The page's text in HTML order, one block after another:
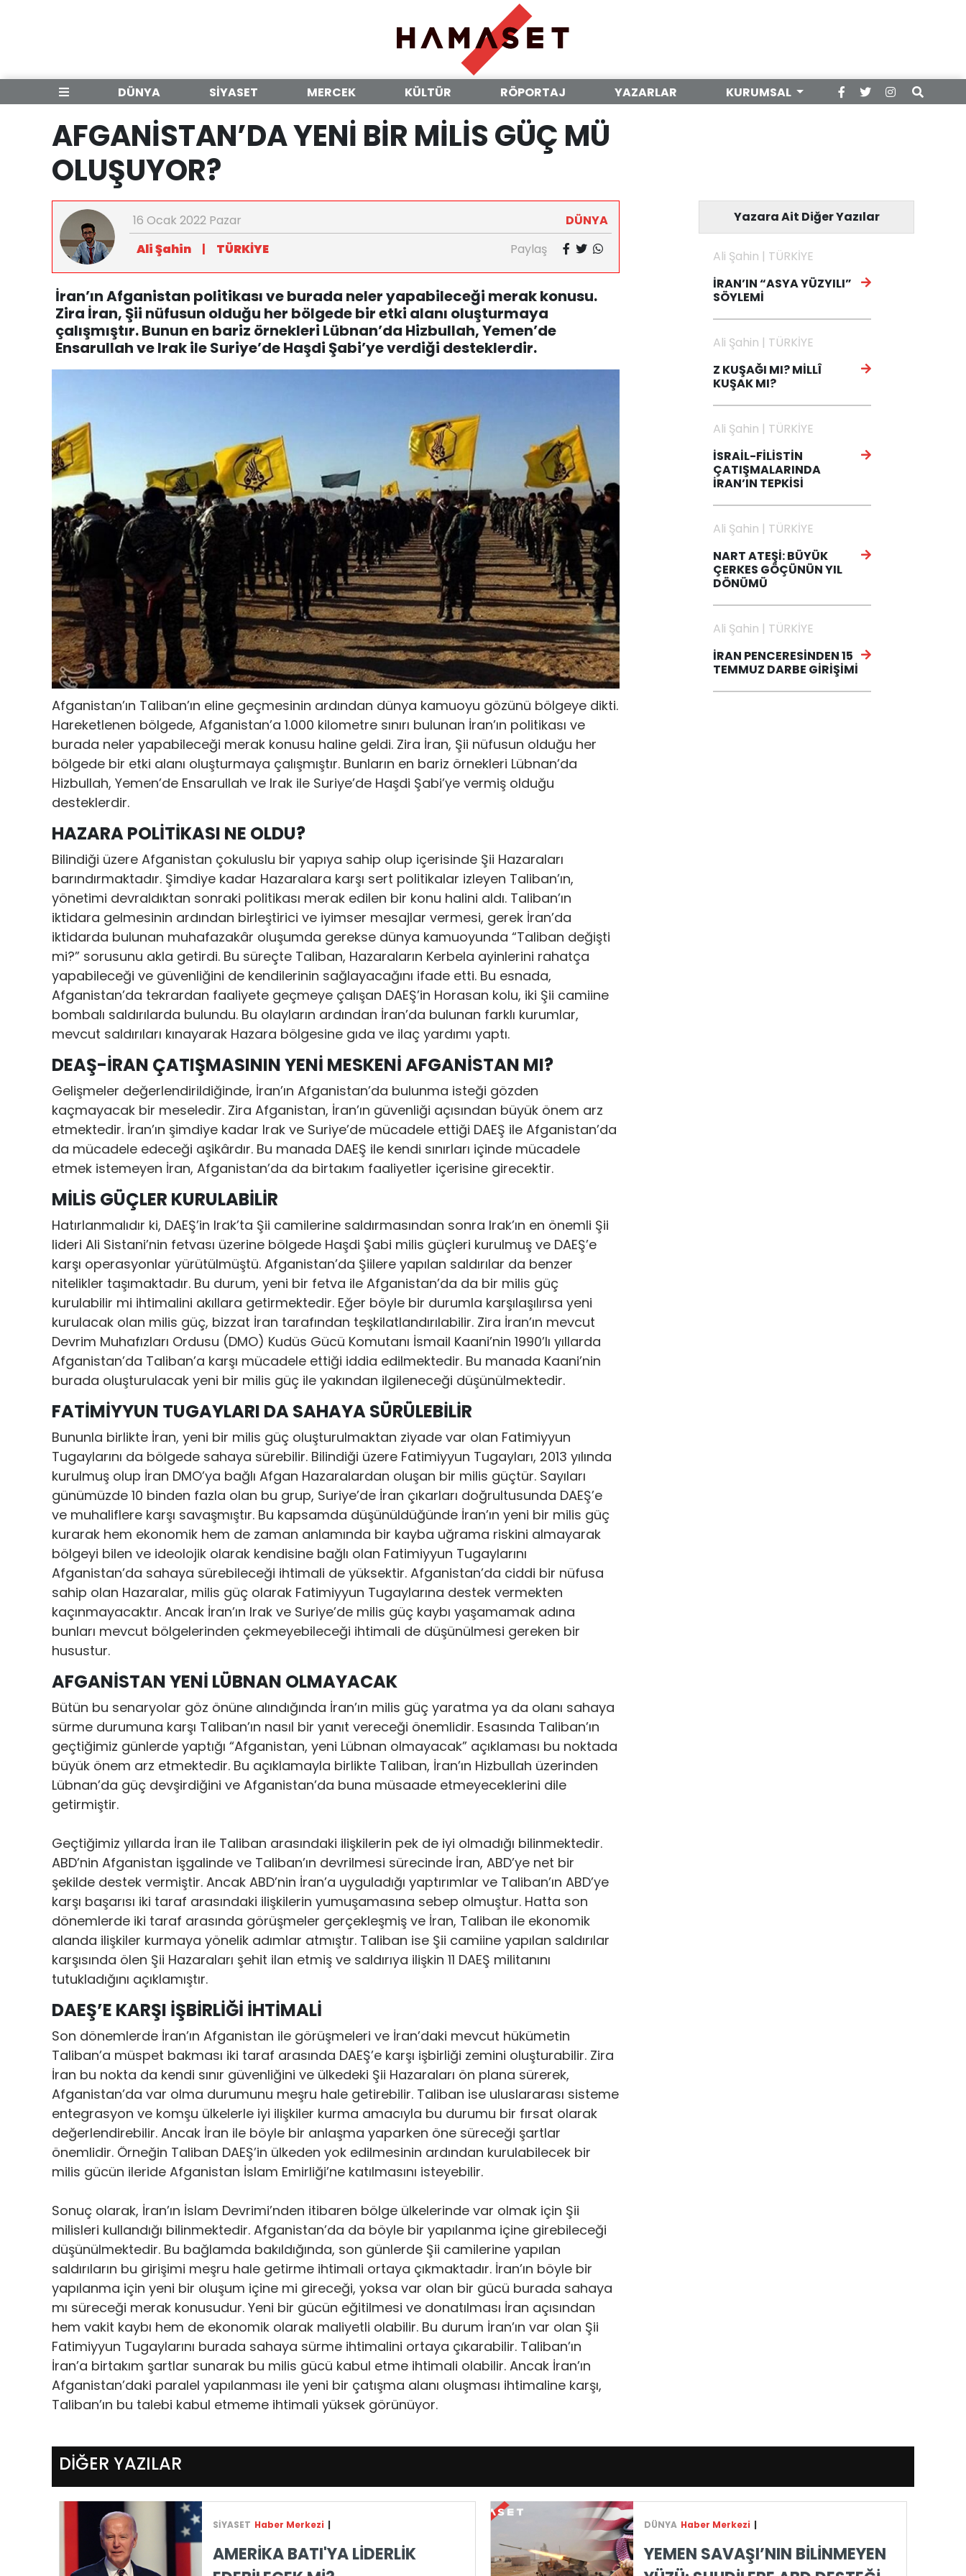
DÜNYA SİYASET MERCEK KÜLTÜR RÖPORTAJ YAZARLAR KURUMSAL
AFGANİSTAN’DA YENİ BİR MİLİS GÜÇ MÜ
OLUŞUYOR?
16 Ocak 2022 Pazar
DÜNYA
Ali Şahin
| TÜRKİYE Paylaş
İran’ın Afganistan politikası ve burada neler yapabileceği merak konusu.
Zira İran, Şii nüfusun olduğu her bölgede bir etki alanı oluşturmaya
çalışmıştır. Bunun en bariz örnekleri Lübnan’da Hizbullah, Yemen’de
Ensarullah ve Irak ile Suriye’de Haşdi Şabi’ye verdiği desteklerdir.
Afganistan’ın Taliban’ın eline geçmesinin ardından dünya kamuoyu gözünü bölgeye dikti.
Hareketlenen bölgede, Afganistan’a 1.000 kilometre sınırı bulunan İran’ın politikası ve
burada neler yapabileceği merak konusu haline geldi. Zira İran, Şii nüfusun olduğu her
bölgede bir etki alanı oluşturmaya çalışmıştır. Bunların en bariz örnekleri Lübnan’da
Hizbullah, Yemen’de Ensarullah ve Irak ile Suriye’de Haşdi Şabi’ye vermiş olduğu
desteklerdir.
HAZARA POLİTİKASI NE OLDU?
Bilindiği üzere Afganistan çokuluslu bir yapıya sahip olup içerisinde Şii Hazaraları
barındırmaktadır. Şimdiye kadar Hazaralara karşı sert politikalar izleyen Taliban’ın,
yönetimi devraldıktan sonraki politikası merak edilen bir konu halini aldı. Taliban’ın
iktidara gelmesinin ardından birleştirici ve iyimser mesajlar vermesi, gerek İran’da
iktidarda bulunan muhafazakâr oluşumda gerekse dünya kamuoyunda “Taliban değişti
mi?” sorusunu akla getirdi. Bu süreçte Taliban, Hazaraların Kerbela ayinlerini rahatça
yapabileceği ve güvenliğini de kendilerinin sağlayacağını ifade etti. Bu esnada,
Afganistan’da tekrardan faaliyete geçmeye çalışan DAEŞ’in Horasan kolu, iki Şii camiine
bombalı saldırılarda bulundu. Bu olayların ardından İran’da bulunan farklı kurumlar,
mevcut saldırıları kınayarak Hazara bölgesine gıda ve ilaç yardımı yaptı.
DEAŞ-İRAN ÇATIŞMASININ YENİ MESKENİ AFGANİSTAN MI?
Gelişmeler değerlendirildiğinde, İran’ın Afganistan’da bulunma isteği gözden
kaçmayacak bir meseledir. Zira Afganistan, İran’ın güvenliği açısından büyük önem arz
etmektedir. İran’ın şimdiye kadar Irak ve Suriye’de mücadele ettiği DAEŞ ile Afganistan’da
da mücadele edeceği aşikârdır. Bu manada DAEŞ ile kendi sınırları içinde mücadele
etmek istemeyen İran, Afganistan’da da birtakım faaliyetler içerisine girecektir.
MİLİS GÜÇLER KURULABİLİR
Hatırlanmalıdır ki, DAEŞ’in Irak’ta Şii camilerine saldırmasından sonra Irak’ın en önemli Şii
lideri Ali Sistani’nin fetvası üzerine bölgede Haşdi Şabi milis güçleri kurulmuş ve DAEŞ’e
karşı operasyonlar yürütülmüştü. Afganistan’da Şiilere yapılan saldırılar da benzer
nitelikler taşımaktadır. Bu durum, yeni bir fetva ile Afganistan’da da bir milis güç
kurulabilir mi ihtimalini akıllara getirmektedir. Eğer böyle bir durumla karşılaşılırsa yeni
kurulacak olan milis güç, bizzat İran tarafından teşkilatlandırılabilir. Zira İran’ın mevcut
Devrim Muhafızları Ordusu (DMO) Kudüs Gücü Komutanı İsmail Kaani’nin 1990’lı yıllarda
Afganistan’da Taliban’a karşı mücadele ettiği iddia edilmektedir. Bu manada Kaani’nin
burada oluşturulacak yeni bir milis güç ile yakından ilgileneceği düşünülmektedir.
FATİMİYYUN TUGAYLARI DA SAHAYA SÜRÜLEBİLİR
Bununla birlikte İran, yeni bir milis güç oluşturulmaktan ziyade var olan Fatimiyyun
Tugaylarını da bölgede sahaya sürebilir. Bilindiği üzere Fatimiyyun Tugayları, 2013 yılında
kurulmuş olup İran DMO’ya bağlı Afgan Hazaralardan oluşan bir milis güçtür. Sayıları
günümüzde 10 binden fazla olan bu grup, Suriye’de İran çıkarları doğrultusunda DAEŞ’e
ve muhaliflere karşı savaşmıştır. Bu kapsamda düşünüldüğünde İran’ın yeni bir milis güç
kurarak hem ekonomik hem de zaman anlamında bir kayba uğrama riskini almayarak
bölgeyi bilen ve ideolojik olarak kendisine bağlı olan Fatimiyyun Tugaylarını
Afganistan’da sahaya sürebileceği ihtimali de yüksektir. Afganistan’da ciddi bir nüfusa
sahip olan Hazaralar, milis güç olarak Fatimiyyun Tugaylarına destek vermekten
kaçınmayacaktır. Ancak İran’ın Irak ve Suriye’de milis güç kaybı yaşamamak adına
bunları mevcut bölgelerinden çekmeyebileceği ihtimali de düşünülmesi gereken bir
husustur.
AFGANİSTAN YENİ LÜBNAN OLMAYACAK
Bütün bu senaryolar göz önüne alındığında İran’ın milis güç yaratma ya da olanı sahaya
sürme durumuna karşı Taliban’ın nasıl bir yanıt vereceği önemlidir. Esasında Taliban’ın
geçtiğimiz günlerde yaptığı “Afganistan, yeni Lübnan olmayacak” açıklaması bu noktada
büyük önem arz etmektedir. Bu açıklamayla birlikte Taliban, İran’ın Hizbullah üzerinden
Lübnan’da güç devşirdiğini ve Afganistan’da buna müsaade etmeyeceklerini dile
getirmiştir.
Geçtiğimiz yıllarda İran ile Taliban arasındaki ilişkilerin pek de iyi olmadığı bilinmektedir.
ABD’nin Afganistan işgalinde ve Taliban’ın devrilmesi sürecinde İran, ABD’ye net bir
şekilde destek vermiştir. Ancak ABD’nin İran’a uyguladığı yaptırımlar ve Taliban’ın ABD’ye
karşı başarısı iki taraf arasındaki ilişkilerin yumuşamasına sebep olmuştur. Hatta son
dönemlerde iki taraf arasında görüşmeler gerçekleşmiş ve İran, Taliban ile ekonomik
alanda ilişkiler kurmaya yönelik adımlar atmıştır. Taliban ise Şii camiine yapılan saldırılar
karşısında ölen Şii Hazaraları şehit ilan etmiş ve saldırıya ilişkin 11 DAEŞ militanını
tutukladığını açıklamıştır.
DAEŞ’E KARŞI İŞBİRLİĞİ İHTİMALİ
Son dönemlerde İran’ın Afganistan ile görüşmeleri ve İran’daki mevcut hükümetin
Taliban’a müspet bakması iki taraf arasında DAEŞ’e karşı işbirliği zemini oluşturabilir. Zira
İran bu nokta da kendi sınır güvenliğini ve ülkedeki Şii Hazaraları ön plana sürerek,
Afganistan’da var olma durumunu meşru hale getirebilir. Taliban ise uluslararası sisteme
entegrasyon ve komşu ülkelerle iyi ilişkiler kurma amacıyla bu durumu bir fırsat olarak
değerlendirebilir. Ancak İran ile böyle bir anlaşma yaparken öne süreceği şartlar
önemlidir. Örneğin Taliban DAEŞ’in ülkeden yok edilmesinin ardından kurulabilecek bir
milis gücün ileride Afganistan İslam Emirliği’ne katılmasını isteyebilir.
Sonuç olarak, İran’ın İslam Devrimi’nden itibaren bölge ülkelerinde var olmak için Şii
milisleri kullandığı bilinmektedir. Afganistan’da da böyle bir yapılanma içine girebileceği
düşünülmektedir. Bu bağlamda bakıldığında, son günlerde Şii camilerine yapılan
saldırıların bu girişimi meşru hale getirme ihtimali ortaya çıkmaktadır. İran’ın böyle bir
yapılanma için yeni bir oluşum içine mi gireceği, yoksa var olan bir gücü burada sahaya
mı süreceği merak konusudur. Yeni bir gücün eğitilmesi ve donatılması İran açısından
hem vakit kaybı hem de ekonomik olarak maliyetli olabilir. Bu durum İran’ın var olan Şii
Fatimiyyun Tugaylarını burada sahaya sürme ihtimalini ortaya çıkarabilir. Taliban’ın
İran’a birtakım şartlar sunarak bu milis gücü kabul etme ihtimali olabilir. Ancak İran’ın
Afganistan’daki paralel yapılanması ile yeni bir çatışma alanı oluşması ihtimaline karşı,
Taliban’ın bu talebi kabul etmeme ihtimali yüksek görünüyor.
Yazara Ait Diğer Yazılar
Ali Şahin | TÜRKİYE
İRAN’IN “ASYA YÜZYILI”
SÖYLEMİ
Ali Şahin | TÜRKİYE
Z KUŞAĞI MI? MİLLÎ
KUŞAK MI?
Ali Şahin | TÜRKİYE
İSRAİL-FİLİSTİN
ÇATIŞMALARINDA
İRAN’IN TEPKİSİ
Ali Şahin | TÜRKİYE
NART ATEŞİ: BÜYÜK
ÇERKES GÖÇÜNÜN YIL
DÖNÜMÜ
Ali Şahin | TÜRKİYE
İRAN PENCERESİNDEN 15
TEMMUZ DARBE GİRİŞİMİ
DİĞER YAZILAR
SİYASET Haber Merkezi |
AMERİKA BATI'YA LİDERLİK
DÜNYA Haber Merkezi |
YEMEN SAVAŞI’NIN BİLİNMEYEN